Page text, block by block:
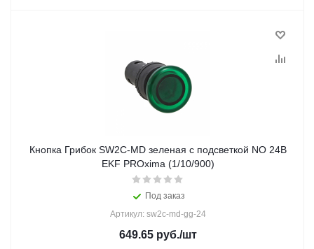
Кнопка Грибок SW2C-MD зеленая с подсветкой NO 24В
EKF PROxima (1/10/900)
Под заказ
Артикул: sw2c-md-gg-24
649.65руб./шт